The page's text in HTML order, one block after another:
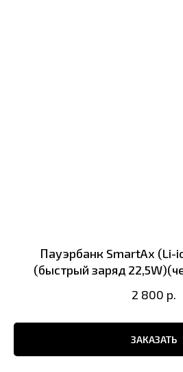
Пауэрбанк SmartAx (Li-
(быстрый заряд
2 800 р.
ЗАКАЗАТЬ